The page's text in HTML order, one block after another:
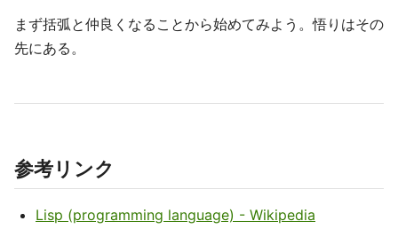
まず括弧と仲良くなることから始めてみよう。悟りはその
先にある。
参考リンク
Lisp (programming language) - Wikipedia